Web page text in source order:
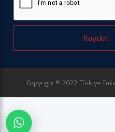
Kaydet
Copyright © 2022. Türkiye